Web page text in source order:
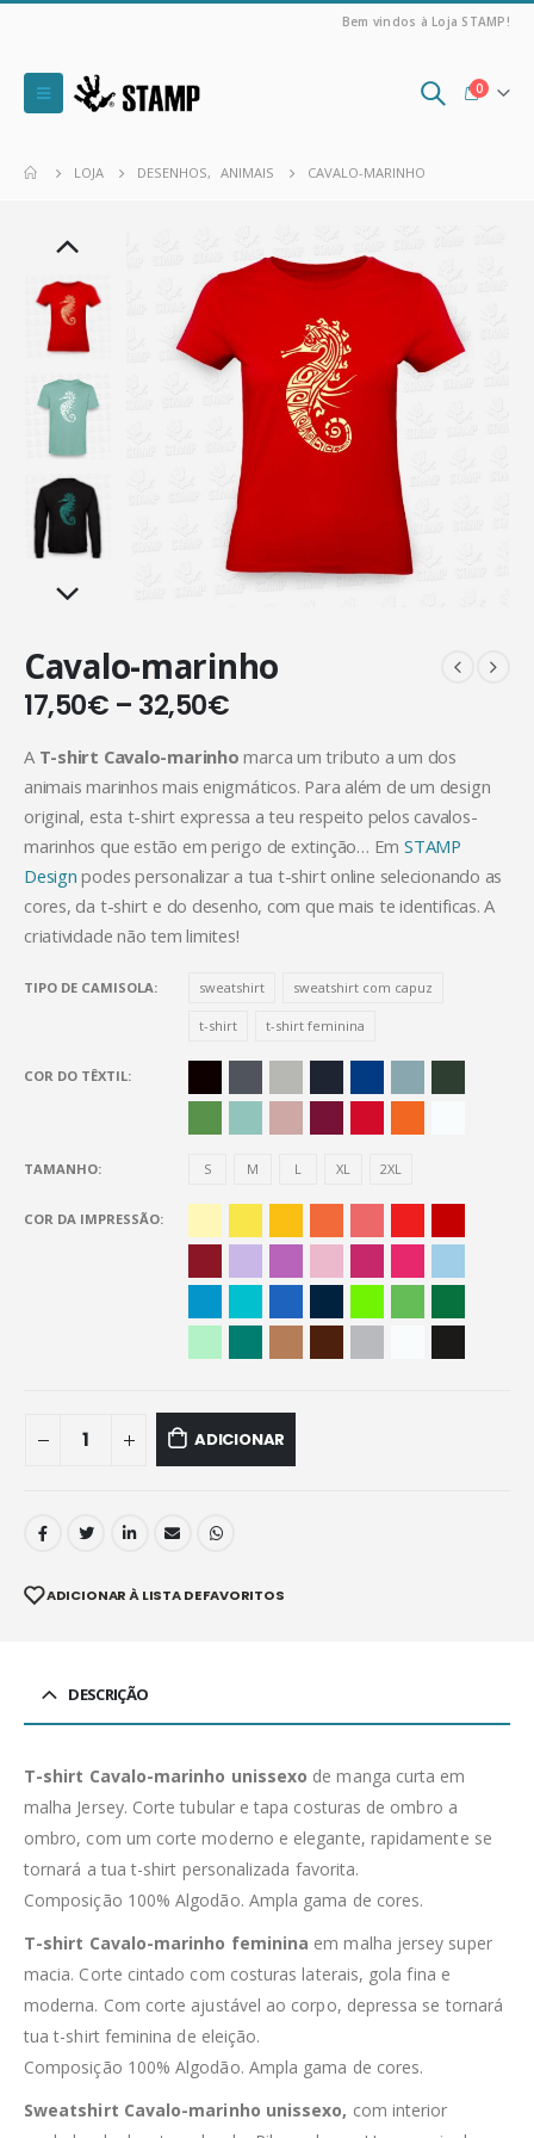
Bem vindos à Loja STAMP!
0
LOJA DESENHOS, ANIMAIS CAVALO-MARINHO
Cavalo-marinho
17,50€ – 32,50€
A T-shirt Cavalo-marinho marca um tributo a um dos
animais marinhos mais enigmáticos. Para além de um design
original, esta t-shirt expressa a teu respeito pelos cavalos-
marinhos que estão em perigo de extinção… Em STAMP
Design podes personalizar a tua t-shirt online selecionando as
cores, da t-shirt e do desenho, com que mais te identificas. A
criatividade não tem limites!
TIPO DE CAMISOLA sweatshirt sweatshirt com capuz
t-shirt t-shirt feminina
COR DO TÊXTIL
TAMANHO S M L XL 2XL
COR DA IMPRESSÃO
ADICIONAR
ADICIONAR À LISTA DE FAVORITOS
DESCRIÇÃO
T-shirt Cavalo-marinho unissexo de manga curta em
malha Jersey. Corte tubular e tapa costuras de ombro a
ombro, com um corte moderno e elegante, rapidamente se
tornará a tua t-shirt personalizada favorita.
Composição 100% Algodão. Ampla gama de cores.
T-shirt Cavalo-marinho feminina em malha jersey super
macia. Corte cintado com costuras laterais, gola fina e
moderna. Com corte ajustável ao corpo, depressa se tornará
tua t-shirt feminina de eleição.
Composição 100% Algodão. Ampla gama de cores.
Sweatshirt Cavalo-marinho unissexo, com interior